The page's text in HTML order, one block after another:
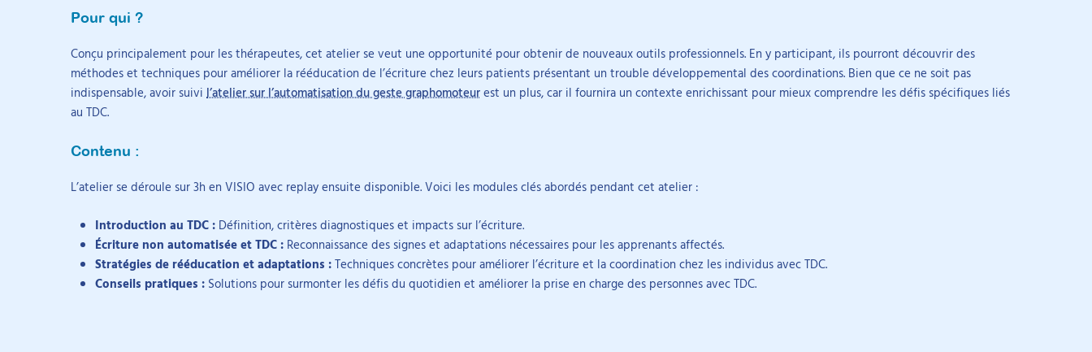
Pour qui ?
Conçu principalement pour les thérapeutes, cet atelier se veut une opportunité pour obtenir de nouveaux outils professionnels. En y participant, ils pourront découvrir des
méthodes et techniques pour améliorer la rééducation de l’écriture chez leurs patients présentant un trouble développemental des coordinations. Bien que ce ne soit pas
indispensable, avoir suivi l’atelier sur l’automatisation du geste graphomoteurest un plus, car il fournira un contexte enrichissant pour mieux comprendre les défis spécifiques liés
au TDC.
Contenu :
L’atelier se déroule sur 3h en VISIO avec replay ensuite disponible. Voici les modules clés abordés pendant cet atelier :
Introduction au TDC : Définition, critères diagnostiques et impacts sur l’écriture.
Écriture non automatisée et TDC : Reconnaissance des signes et adaptations nécessaires pour les apprenants affectés.
Stratégies de rééducation et adaptations :Techniques concrètes pour améliorer l’écriture et la coordination chez les individus avec TDC.
Conseils pratiques : Solutions pour surmonter les défis du quotidien et améliorer la prise en charge des personnes avec TDC.
CMP, CMPP et CATTP auprès d’enfants et d’adolescents. Elle enseigne
intervient comme formatrice.
Certifications
Prendre en charge les troubles graphomoteurs
Vous prenez en charge des troubles de l'écriture ? La certification Prendre en charge les troubles graphomoteurs valorise votre expertise et est éligible au
Annuaire
Un professionnel de la rééducation de l'écriture